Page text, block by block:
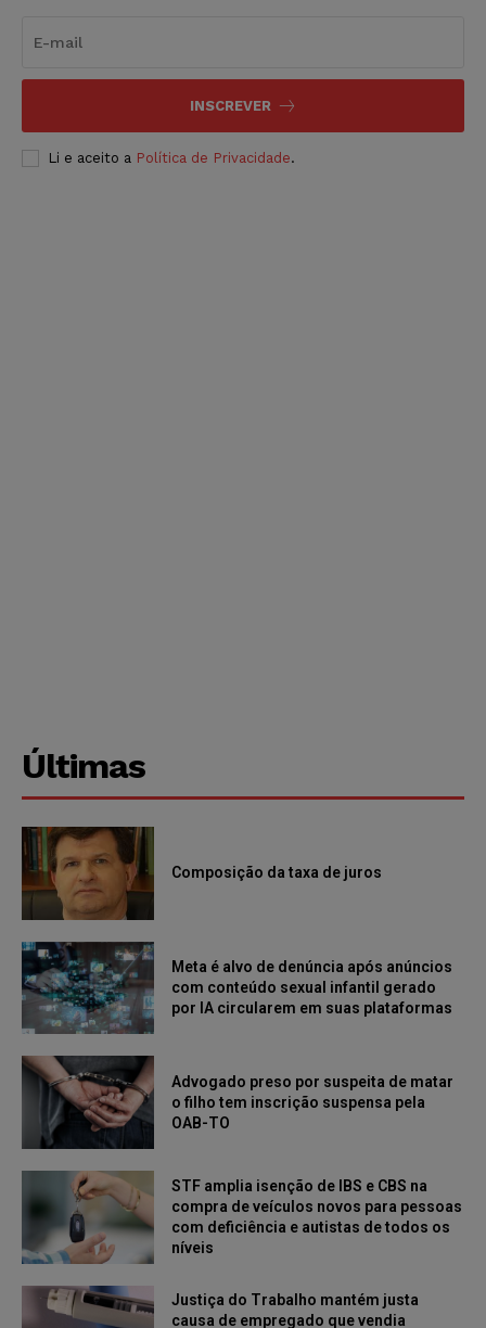
INSCREVER
Li e aceito a Política de Privacidade.
Últimas
Composição da taxa de juros
Meta é alvo de denúncia após anúncios
com conteúdo sexual infantil gerado
por IA circularem em suas plataformas
Advogado preso por suspeita de matar
o filho tem inscrição suspensa pela
OAB-TO
STF amplia isenção de IBS e CBS na
compra de veículos novos para pessoas
com deficiência e autistas de todos os
níveis
Justiça do Trabalho mantém justa
causa de empregado que vendia